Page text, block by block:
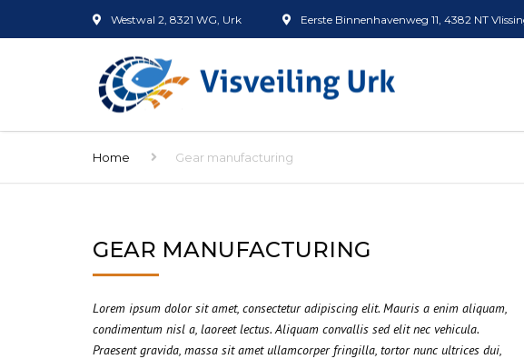
Westwal 2, 8321 WG, Urk Eerste Binnenhavenweg 11, 4382 NT
Home Gear manufacturing
GEAR MANUFACTURING
Lorem ipsum dolor sit amet, consectetur adipiscing elit. Mauris a enim aliquam,
condimentum nisl a, laoreet lectus. Aliquam convallis sed elit nec vehicula.
Praesent gravida, massa sit amet ullamcorper fringilla, tortor nunc ultrices dui,